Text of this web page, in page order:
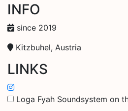
INFO
since 2019
Kitzbuhel, Austria
LINKS
Loga Fyah Soundsystem on